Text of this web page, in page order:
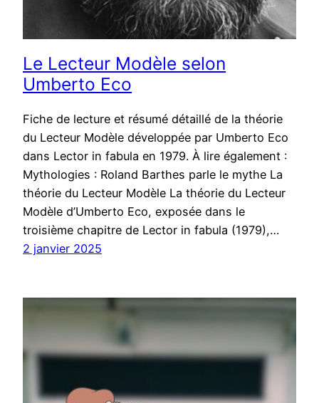
Le Lecteur Modèle selon
Umberto Eco
Fiche de lecture et résumé détaillé de la théorie
du Lecteur Modèle développée par Umberto Eco
dans Lector in fabula en 1979. À lire également :
Mythologies : Roland Barthes parle le mythe La
théorie du Lecteur Modèle La théorie du Lecteur
Modèle d’Umberto Eco, exposée dans le
troisième chapitre de Lector in fabula (1979),…
2 janvier 2025